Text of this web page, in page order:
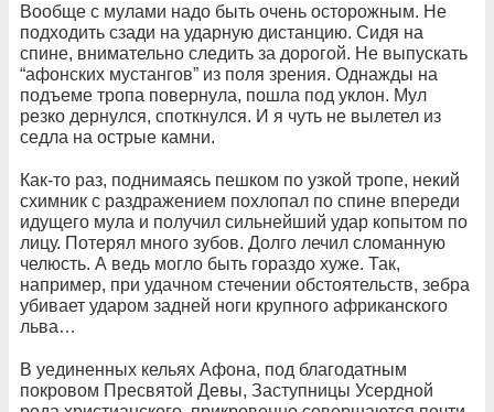
Вообще с мулами надо быть очень осторожным. Не
подходить сзади на ударную дистанцию. Сидя на
спине, внимательно следить за дорогой. Не выпускать
“афонских мустангов” из поля зрения. Однажды на
подъеме тропа повернула, пошла под уклон. Мул
резко дернулся, споткнулся. И я чуть не вылетел из
седла на острые камни.
Как-то раз, поднимаясь пешком по узкой тропе, некий
схимник с раздражением похлопал по спине впереди
идущего мула и получил сильнейший удар копытом по
лицу. Потерял много зубов. Долго лечил сломанную
челюсть. А ведь могло быть гораздо хуже. Так,
например, при удачном стечении обстоятельств, зебра
убивает ударом задней ноги крупного африканского
льва…
В уединенных кельях Афона, под благодатным
покровом Пресвятой Девы, Заступницы Усердной